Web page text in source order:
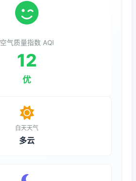
空气质量指数 AQI
12
优
白天天气
多云